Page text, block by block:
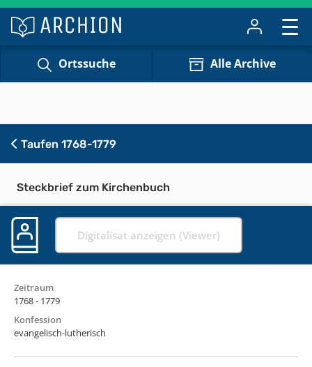
Ortssuche Alle Archive
Taufen 1768-1779
Steckbrief zum Kirchenbuch
Digitalisat anzeigen (Viewer)
Zeitraum
1768 - 1779
Konfession
evangelisch-lutherisch